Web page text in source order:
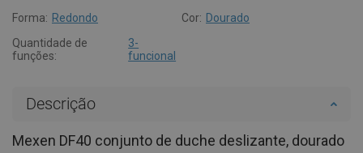
Forma: Redondo Cor: Dourado
Quantidade de
funções:
3-
funcional
Descrição
Mexen DF40 conjunto de duche deslizante, dourado